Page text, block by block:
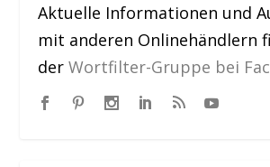
Aktuelle Informationen und
mit anderen Onlinehändlern
derWortfilter-Gruppe bei